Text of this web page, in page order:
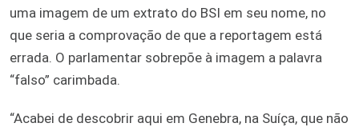
uma imagem de um extrato do BSI em seu nome, no
que seria a comprovação de que a reportagem está
errada. O parlamentar sobrepõe à imagem a palavra
“falso” carimbada.
“Acabei de descobrir aqui em Genebra, na Suíça, que não